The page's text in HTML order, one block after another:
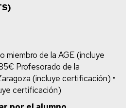
miembro de la AGE (incluye
Profesorado de la
(incluye certificación) •
certificación)